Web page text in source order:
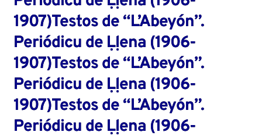
1907)Testos de “L’Abeyón”.
Periódicu de Ḷḷena (1906-
1907)Testos de “L’Abeyón”.
Periódicu de Ḷḷena (1906-
1907)Testos de “L’Abeyón”.
Periódicu de Ḷḷena (1906-